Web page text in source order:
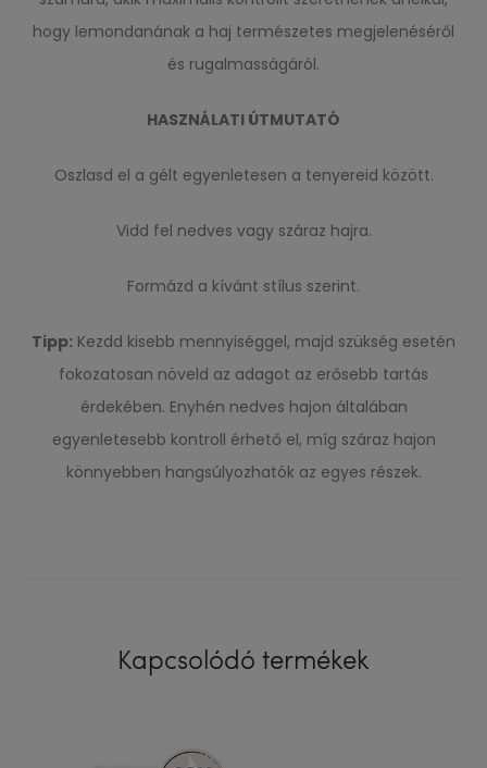
hogy lemondanának a haj természetes megjelenéséről
és rugalmasságáról.
HASZNÁLATI ÚTMUTATÓ
Oszlasd el a gélt egyenletesen a tenyereid között.
Vidd fel nedves vagy száraz hajra.
Formázd a kívánt stílus szerint.
Tipp: Kezdd kisebb mennyiséggel, majd szükség esetén
fokozatosan növeld az adagot az erősebb tartás
érdekében. Enyhén nedves hajon általában
egyenletesebb kontroll érhető el, míg száraz hajon
könnyebben hangsúlyozhatók az egyes részek.
Kapcsolódó termékek